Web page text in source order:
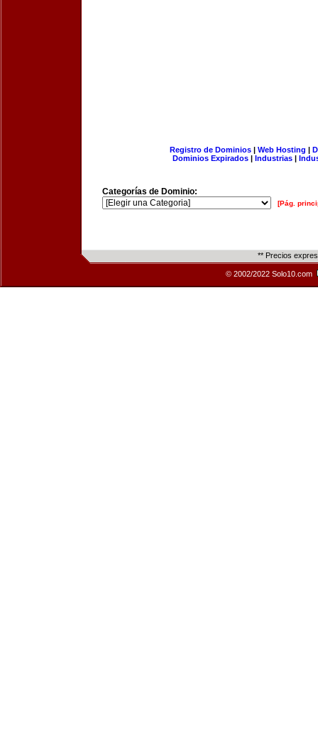
Registro de Dominios| Web Hosting |
Dominios Expirados | Industrias |
Categorías de Dominio:
[Pág.
** Precios
© 2002/2022 Solo10.com